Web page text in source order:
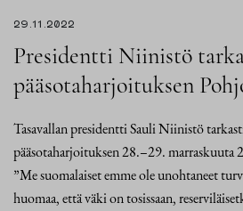
29.11.2022
Presidentti Niinistö
pääsotaharjoituksen
Tasavallan presidentti Sauli Niinistö
pääsotaharjoituksen 28.–29. marraskuuta
”Me suomalaiset emme ole unohtaneet
huomaa, että väki on tosissaan,